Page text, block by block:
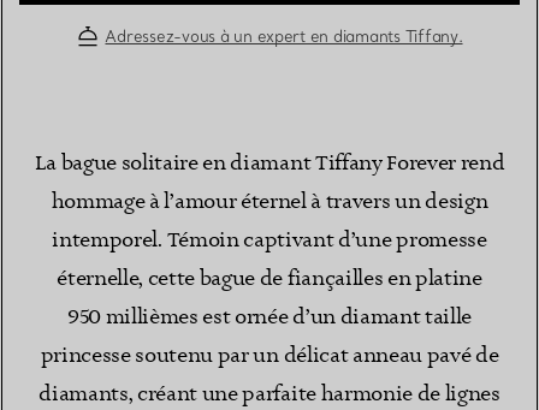
Adressez-vous à un expert en diamants Tiffany.
La bague solitaire en diamant Tiffany Forever rend
hommage à l’amour éternel à travers un design
intemporel. Témoin captivant d’une promesse
éternelle, cette bague de fiançailles en platine
950 millièmes est ornée d’un diamant taille
princesse soutenu par un délicat anneau pavé de
diamants, créant une parfaite harmonie de lignes